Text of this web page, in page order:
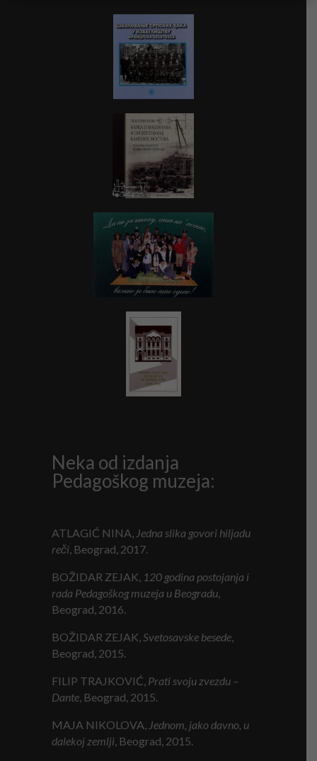
Neka od izdanja
Pedagoškog muzeja:
ATLAGIĆ NINA, Jedna slika govori hiljadu
reči, Beograd, 2017.
BOŽIDAR ZEJAK, 120 godina postojanja i
rada Pedagoškog muzeja u Beogradu,
Beograd, 2016.
BOŽIDAR ZEJAK,Svetosavske besede,
Beograd, 2015.
FILIP TRAJKOVIĆ, Prati svoju zvezdu –
Dante, Beograd, 2015.
MAJA NIKOLOVA, Jednom, jako davno, u
dalekoj zemlji, Beograd, 2015.